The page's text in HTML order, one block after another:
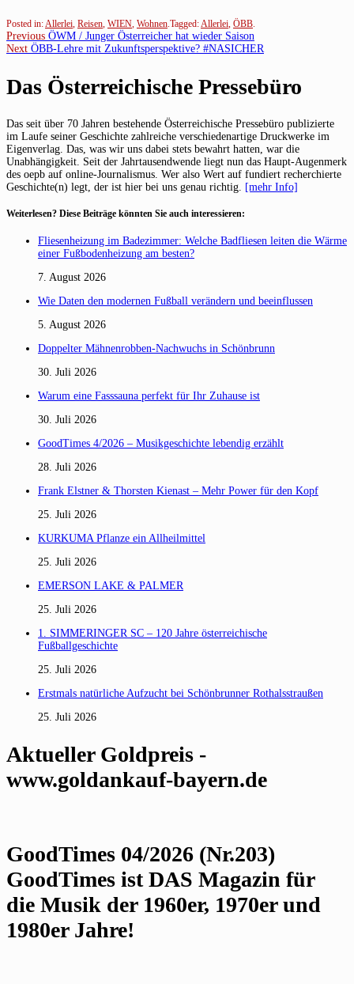
Posted in:Allerlei, Reisen, WIEN, Wohnen.Tagged:Allerlei, ÖBB.
Beitragsnavigation
Previous Previous
post:
ÖWM / Junger Österreicher hat wieder Saison
Next Next
ÖBB-Lehre mit Zukunftsperspektive? #NASICHER
Das Österreichische Pressebüro
Das seit über 70 Jahren bestehende Österreichische Pressebüro publizierte
im Laufe seiner Geschichte zahlreiche verschiedenartige Druckwerke im
Eigenverlag. Das, was wir uns dabei stets bewahrt hatten, war die
Unabhängigkeit. Seit der Jahrtausendwende liegt nun das Haupt-Augenmerk
des oepb auf online-Journalismus. Wer also Wert auf fundiert recherchierte
Geschichte(n) legt, der ist hier bei uns genau richtig.
[mehr Info]
Weiterlesen? Diese Beiträge könnten Sie auch interessieren:
Fliesenheizung im Badezimmer: Welche Badfliesen leiten die Wärme
einer Fußbodenheizung am besten?
7. August 2026
Wie Daten den modernen Fußball verändern und beeinflussen
5. August 2026
Doppelter Mähnenrobben-Nachwuchs in Schönbrunn
30. Juli 2026
Warum eine Fasssauna perfekt für Ihr Zuhause ist
30. Juli 2026
GoodTimes 4/2026 – Musikgeschichte lebendig erzählt
28. Juli 2026
Frank Elstner & Thorsten Kienast – Mehr Power für den Kopf
25. Juli 2026
KURKUMA Pflanze ein Allheilmittel
25. Juli 2026
EMERSON LAKE & PALMER
25. Juli 2026
1. SIMMERINGER SC – 120 Jahre österreichische
Fußballgeschichte
25. Juli 2026
Erstmals natürliche Aufzucht bei Schönbrunner Rothalsstraußen
25. Juli 2026
Aktueller Goldpreis -
www.goldankauf-bayern.de
GoodTimes 04/2026 (Nr.203)
GoodTimes ist DAS Magazin für
die Musik der 1960er, 1970er und
1980er Jahre!